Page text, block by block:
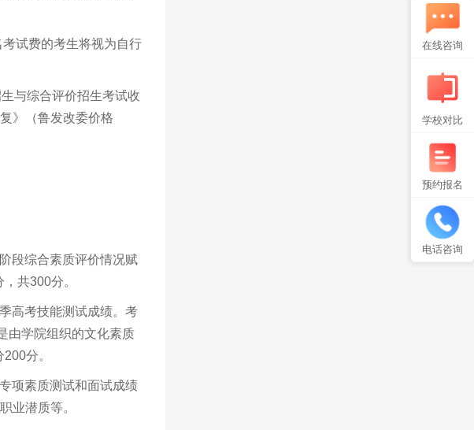
试费的考生将视为自行
与综合评价招生考试收
》（鲁发改委价格
段综合素质评价情况赋
共300分。
高考技能测试成绩。考
由学院组织的文化素质
分。
项素质测试和面试成绩
业潜质等。
在线咨询
学校对比
预约报名
电话咨询